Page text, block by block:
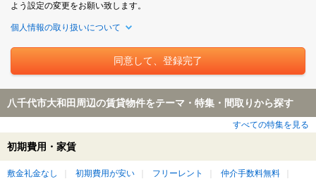
よう設定の変更をお願い致します。
個人情報の取り扱いについて
八千代市大和田周辺の賃貸物件をテーマ・特集・間取りから探す
すべての特集を見る
初期費用・家賃
敷金礼金なし 初期費用が安い フリーレント
仲介手数料無料